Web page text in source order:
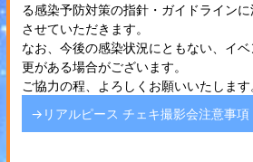
る感染予防対策の指針・ガイドライン
させていただきます。
なお、今後の感染状況にともない、イ
更がある場合がございます。
ご協力の程、よろしくお願いいたします
→リアルピース チェキ撮影会注意事項